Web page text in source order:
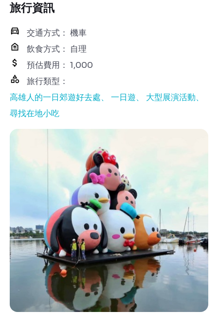
旅行資訊
交通方式： 機車
飲食方式： 自理
預估費用： 1,000
旅行類型：
高雄人的一日郊遊好去處
一日遊
大型展演活動
尋找在地小吃